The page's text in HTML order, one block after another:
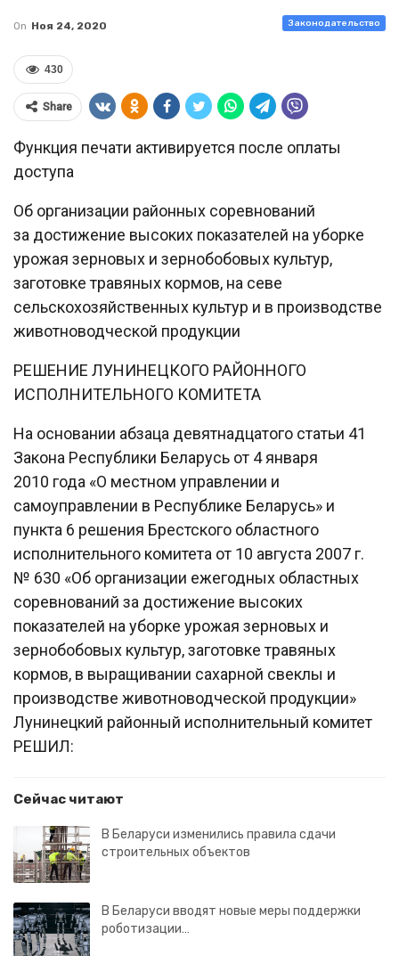
Законодательство
On Ноя 24, 2020
430
Share
Функция печати активируется после оплаты
доступа
Об организации районных соревнований
за достижение высоких показателей на уборке
урожая зерновых и зернобобовых культур,
заготовке травяных кормов, на севе
сельскохозяйственных культур и в производстве
животноводческой продукции
РЕШЕНИЕ ЛУНИНЕЦКОГО РАЙОННОГО
ИСПОЛНИТЕЛЬНОГО КОМИТЕТА
На основании абзаца девятнадцатого статьи 41
Закона Республики Беларусь от 4 января
2010 года «О местном управлении и
самоуправлении в Республике Беларусь» и
пункта 6 решения Брестского областного
исполнительного комитета от 10 августа 2007 г.
№ 630 «Об организации ежегодных областных
соревнований за достижение высоких
показателей на уборке урожая зерновых и
зернобобовых культур, заготовке травяных
кормов, в выращивании сахарной свеклы и
производстве животноводческой продукции»
Лунинецкий районный исполнительный комитет
РЕШИЛ:
Сейчас читают
В Беларуси изменились правила сдачи
строительных объектов
В Беларуси вводят новые меры поддержки
роботизации…